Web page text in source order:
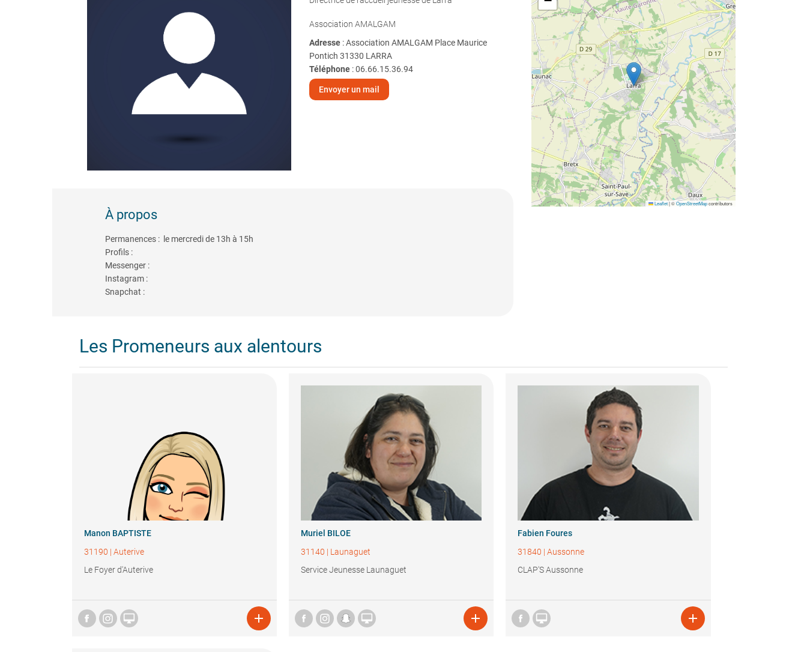
Association AMALGAM
Adresse : Association AMALGAM Place Maurice
Pontich 31330 LARRA
Téléphone:06.66.15.36.94
Envoyer un mail
À propos
Permanences : le mercredi de 13h à 15h
Profils :
Messenger :
Instagram :
Snapchat :
Leaflet |©OpenStreetMapcontributors
Les Promeneurs aux alentours
Manon BAPTISTE
31190 | Auterive
Le Foyer d'Auterive
 
Muriel BILOE
31140 | Launaguet
Service Jeunesse Launaguet
 
Fabien Foures
31840 |Aussonne
CLAP'S Aussonne
 